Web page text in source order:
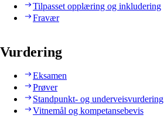
Tilpasset opplæring og inkludering
Fravær
Vurdering
Eksamen
Prøver
Standpunkt- og underveisvurdering
Vitnemål og kompetansebevis